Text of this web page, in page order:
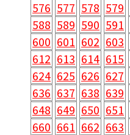
576 577 578 579
588 589 590 591
600 601 602 603
612 613 614 615
624 625 626 627
636 637 638 639
648 649 650 651
660 661 662 663